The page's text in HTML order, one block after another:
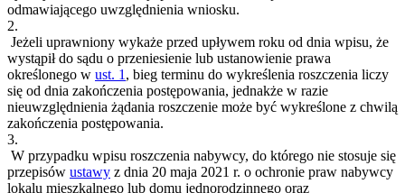
odmawiającego uwzględnienia wniosku.
2.
Jeżeli uprawniony wykaże przed upływem roku od dnia wpisu, że
wystąpił do sądu o przeniesienie lub ustanowienie prawa
określonego w ust. 1 , bieg terminu do wykreślenia roszczenia liczy
się od dnia zakończenia postępowania, jednakże w razie
nieuwzględnienia żądania roszczenie może być wykreślone z chwilą
zakończenia postępowania.
3.
W przypadku wpisu roszczenia nabywcy, do którego nie stosuje się
przepisów ustawy z dnia 20 maja 2021 r. o ochronie praw nabywcy
lokalu mieszkalnego lub domu jednorodzinnego oraz